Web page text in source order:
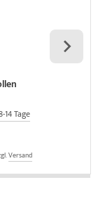
14 Tage
Versand